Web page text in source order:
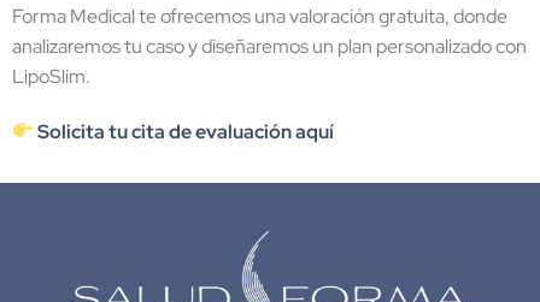
Forma Medical te ofrecemos una valoración gratuita, donde
analizaremos tu caso y diseñaremos un plan personalizado con
LipoSlim.
Solicita tu cita de evaluación aquí